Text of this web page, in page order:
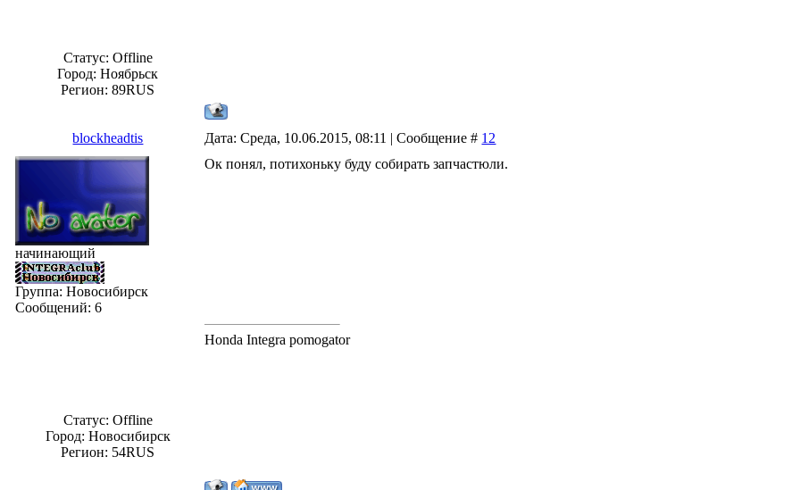
Статус: Offline
Город: Ноябрьск
Регион: 89RUS
blockheadtis Дата: Среда, 10.06.2015, 08:11 | Сообщение # 12
начинающий
Группа: Новосибирск
Сообщений:6
Статус: Offline
Город: Новосибирск
Регион: 54RUS
Ок понял, потихоньку буду собирать запчастюли.
Honda Integra pomogator